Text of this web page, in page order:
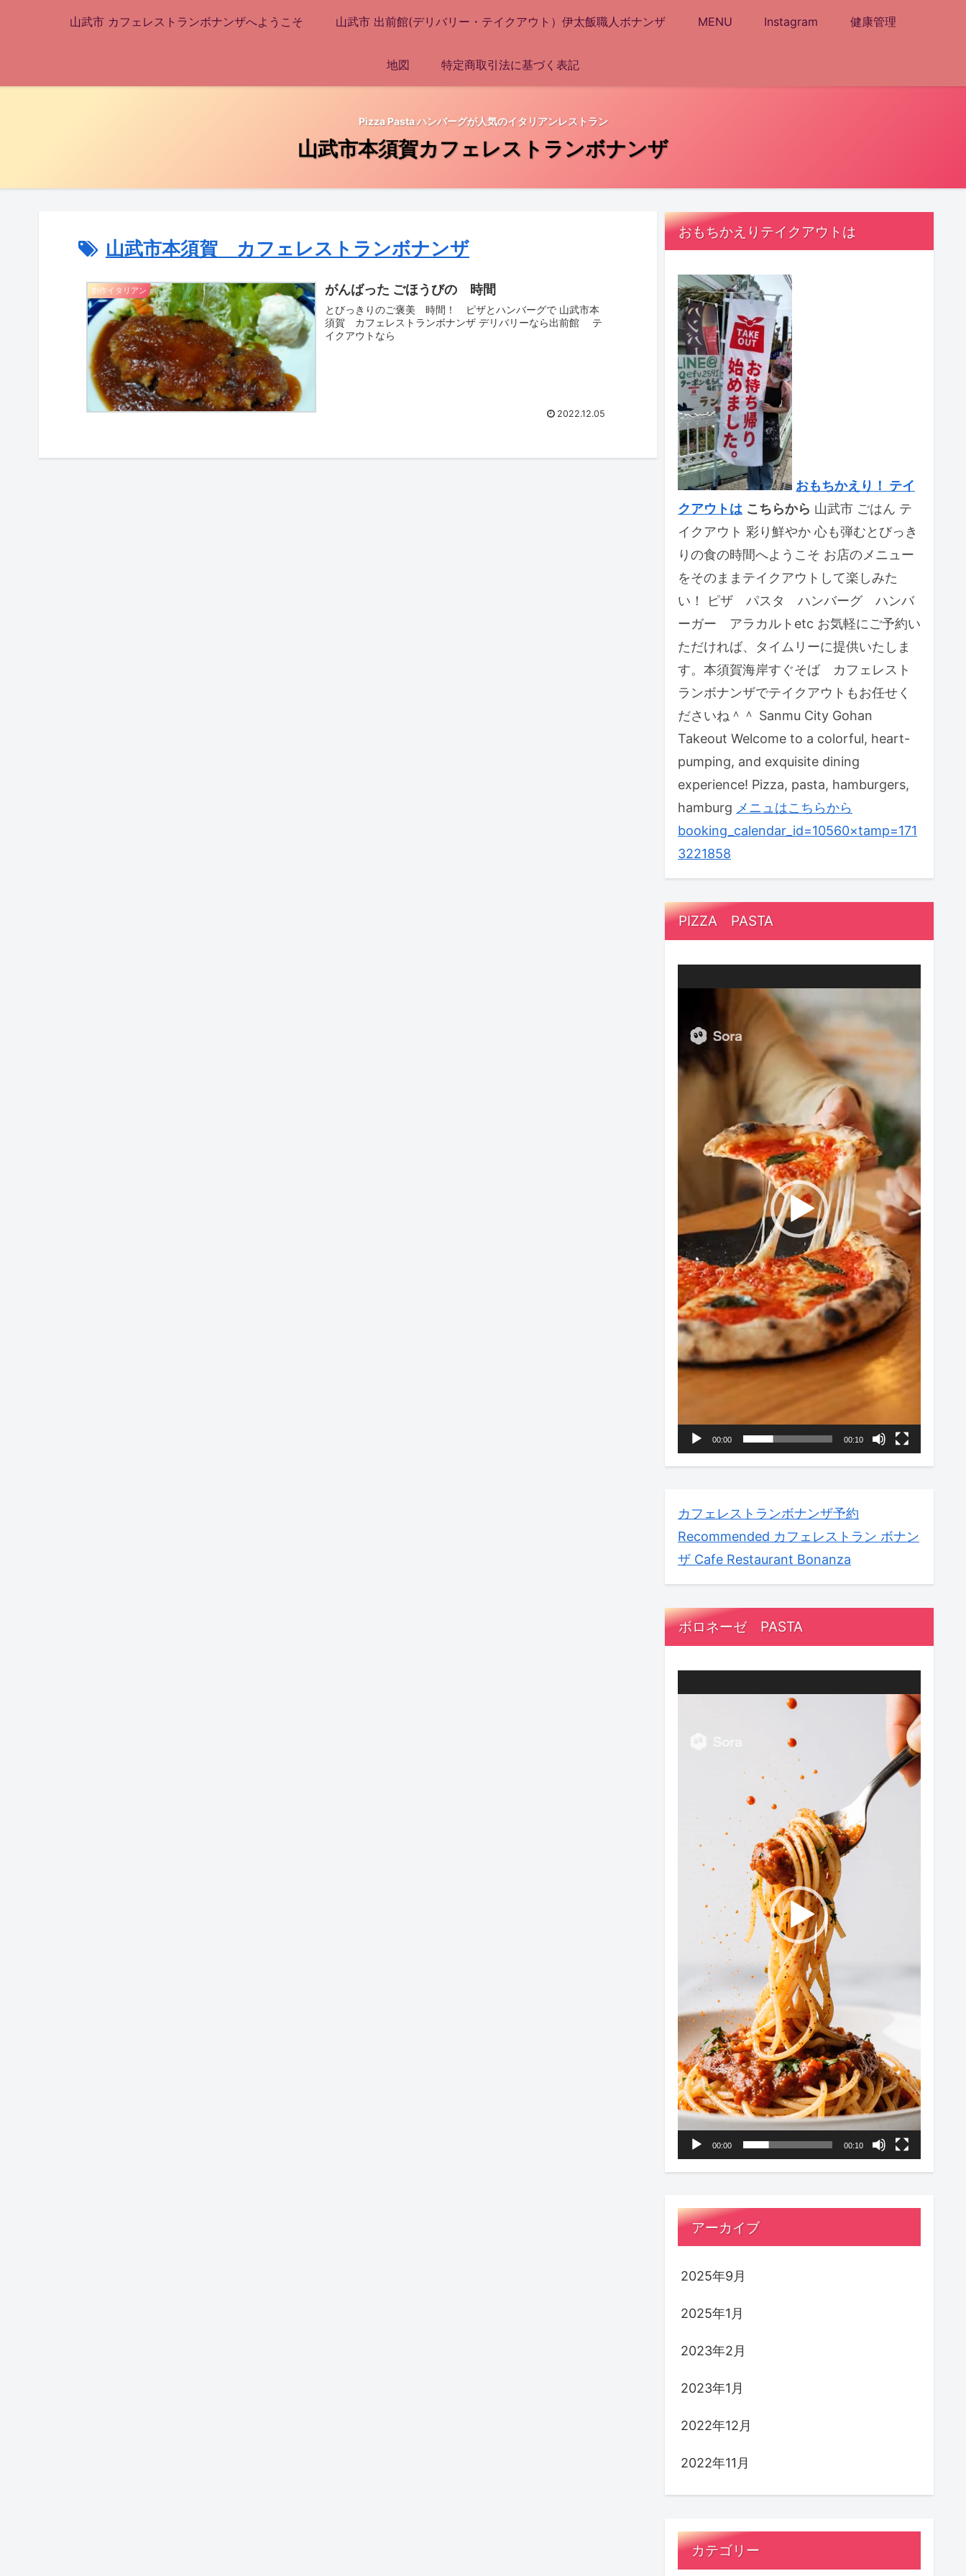
Pizza Pasta ハンバーグが人気のイタリアンレストラン
山武市本須賀カフェレストランボナンザ
山武市 カフェレストランボナンザへようこそ 山武市 出前館(デリバリー・テイクアウト）伊太飯職人ボナンザ MENU Instagram 健康管理
地図 特定商取引法に基づく表記
山武市本須賀 カフェレストランボナンザ
創作イタリアン がんばった ごほうびの 時間
とびっきりのご褒美 時間！ ピザとハンバーグで 山武市本
須賀 カフェレストランボナンザ デリバリーなら出前館 テ
イクアウトなら
2022.12.05
おもちかえりテイクアウトは
おもちかえり！ テイ
クアウトは こちらから 山武市 ごはん テ
イクアウト 彩り鮮やか 心も弾むとびっき
りの食の時間へようこそ お店のメニュー
をそのままテイクアウトして楽しみた
い！ ピザ パスタ ハンバーグ ハンバ
ーガー アラカルトetc お気軽にご予約い
ただければ、タイムリーに提供いたしま
す。本須賀海岸すぐそば カフェレスト
ランボナンザでテイクアウトもお任せく
ださいね＾＾ Sanmu City Gohan
Takeout Welcome to a colorful, heart-
pumping, and exquisite dining
experience! Pizza, pasta, hamburgers,
hamburg メニュはこちらから
booking_calendar_id=10560×tamp=171
3221858
PIZZA PASTA
ー
00:00 00:10
カフェレストランボナンザ予約
Recommended カフェレストラン ボナン
ザ Cafe Restaurant Bonanza
ボロネーゼ PASTA
00:00 00:10
アーカイブ
2025年9月
2025年1月
2023年2月
2023年1月
2022年12月
2022年11月
カテゴリー